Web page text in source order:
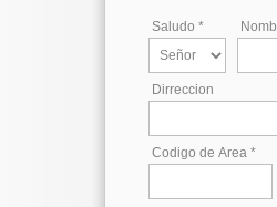
Saludo *
Dirreccion
Codigo de Area *